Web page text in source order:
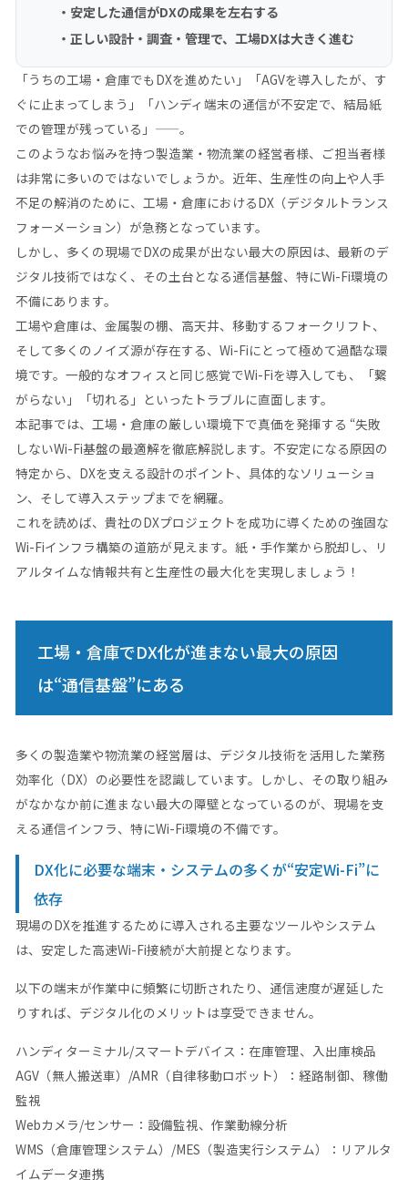
安定した通信がDXの成果を左右する
正しい設計・調査・管理で、工場DXは大きく進む
「うちの工場・倉庫でもDXを進めたい」「AGVを導入したが、す
ぐに止まってしまう」「ハンディ端末の通信が不安定で、結局紙
での管理が残っている」——。
このようなお悩みを持つ製造業・物流業の経営者様、ご担当者様
は非常に多いのではないでしょうか。近年、生産性の向上や人手
不足の解消のために、工場・倉庫におけるDX（デジタルトランス
フォーメーション）が急務となっています。
しかし、多くの現場でDXの成果が出ない最大の原因は、最新のデ
ジタル技術ではなく、その土台となる通信基盤、特にWi-Fi環境の
不備にあります。
工場や倉庫は、金属製の棚、高天井、移動するフォークリフト、
そして多くのノイズ源が存在する、Wi-Fiにとって極めて過酷な環
境です。一般的なオフィスと同じ感覚でWi-Fiを導入しても、「繋
がらない」「切れる」といったトラブルに直面します。
本記事では、工場・倉庫の厳しい環境下で真価を発揮する “失敗
しないWi-Fi基盤の最適解を徹底解説します。不安定になる原因の
特定から、DXを支える設計のポイント、具体的なソリューショ
ン、そして導入ステップまでを網羅。
これを読めば、貴社のDXプロジェクトを成功に導くための強固な
Wi-Fiインフラ構築の道筋が見えます。紙・手作業から脱却し、リ
アルタイムな情報共有と生産性の最大化を実現しましょう！
工場・倉庫でDX化が進まない最大の原因
は“通信基盤”にある
多くの製造業や物流業の経営層は、デジタル技術を活用した業務
効率化（DX）の必要性を認識しています。しかし、その取り組み
がなかなか前に進まない最大の障壁となっているのが、現場を支
える通信インフラ、特にWi-Fi環境の不備です。
DX化に必要な端末・システムの多くが“安定Wi-Fi”に
依存
現場のDXを推進するために導入される主要なツールやシステム
は、安定した高速Wi-Fi接続が大前提となります。
以下の端末が作業中に頻繁に切断されたり、通信速度が遅延した
りすれば、デジタル化のメリットは享受できません。
ハンディターミナル/スマートデバイス：在庫管理、入出庫検品
AGV（無人搬送車）/AMR（自律移動ロボット）：経路制御、稼働
監視
Webカメラ/センサー：設備監視、作業動線分析
WMS（倉庫管理システム）/MES（製造実行システム）：リアルタ
イムデータ連携